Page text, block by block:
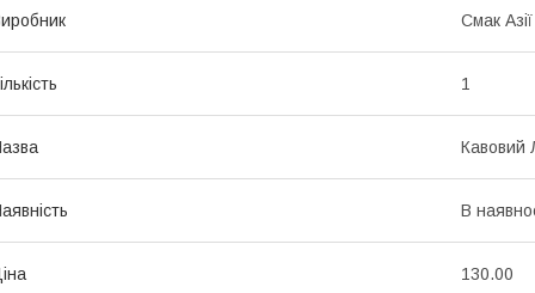
Смак Азії
1
Кавовий
В
130.00